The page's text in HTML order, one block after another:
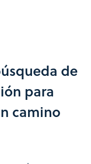
de
para
camino